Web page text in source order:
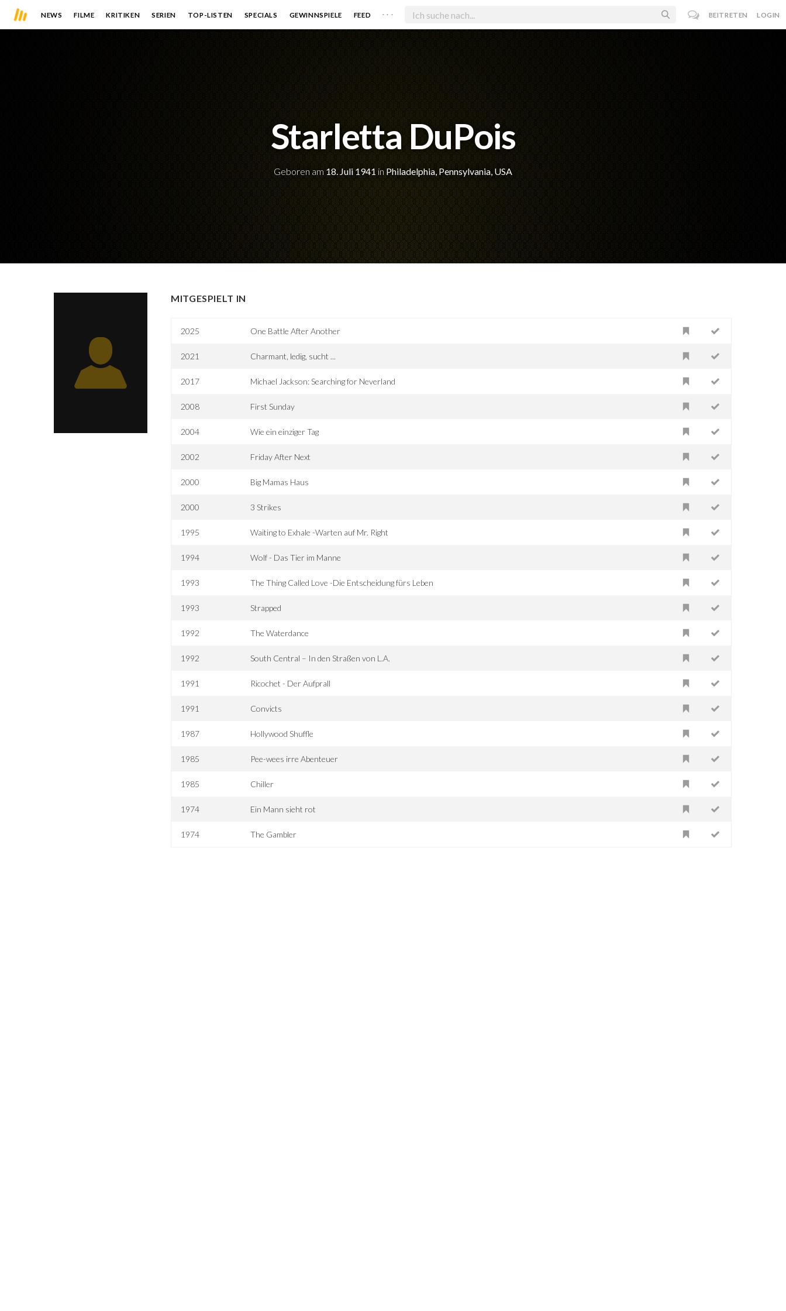
NEWS FILME KRITIKEN SERIEN TOP-LISTEN SPECIALS GEWINNSPIELE FEED . . . BEITRETEN LOGIN
Starletta DuPois
Geboren am 18. Juli 1941 in Philadelphia, Pennsylvania, USA
MITGESPIELT IN
2025 One Battle After Another
2021 Charmant, ledig, sucht ...
2017 Michael Jackson: Searching for Neverland
2008 First Sunday
2004 Wie ein einziger Tag
2002 Friday After Next
2000 Big Mamas Haus
2000 3 Strikes
1995 Waiting to Exhale -Warten auf Mr. Right
1994 Wolf - Das Tier im Manne
1993 The Thing Called Love -Die Entscheidung fürs Leben
1993 Strapped
1992 The Waterdance
1992 South Central – In den Straßen von L.A.
1991 Ricochet - Der Aufprall
1991 Convicts
1987 Hollywood Shuffle
1985 Pee-wees irre Abenteuer
1985 Chiller
1974 Ein Mann sieht rot
1974 The Gambler